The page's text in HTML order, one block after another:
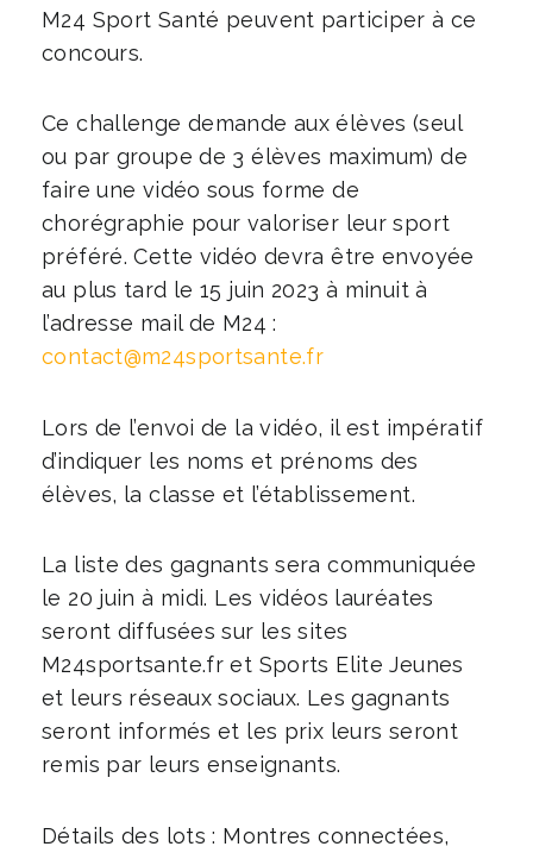
M24 Sport Santé peuvent participer à ce
concours.
Ce challenge demande aux élèves (seul
ou par groupe de 3 élèves maximum) de
faire une vidéo sous forme de
chorégraphie pour valoriser leur sport
préféré. Cette vidéo devra être envoyée
au plus tard le 15 juin 2023 à minuit à
l’adresse mail de M24 :
contact@m24sportsante.fr
Lors de l’envoi de la vidéo, il est impératif
d’indiquer les noms et prénoms des
élèves, la classe et l’établissement.
La liste des gagnants sera communiquée
le 20 juin à midi. Les vidéos lauréates
seront diffusées sur les sites
M24sportsante.fr et Sports Elite Jeunes
et leurs réseaux sociaux. Les gagnants
seront informés et les prix leurs seront
remis par leurs enseignants.
Détails des lots : Montres connectées,